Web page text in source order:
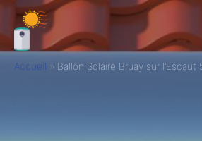
Accueil Ballon Solaire Bruay sur l’Escaut